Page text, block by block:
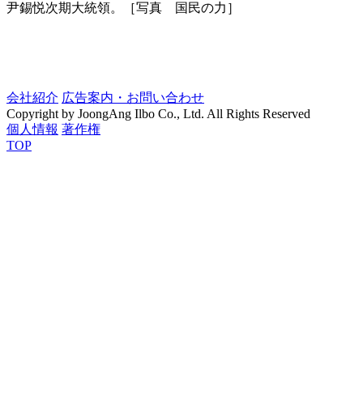
尹錫悦次期大統領。［写真 国民の力］
会社紹介 広告案内・お問い合わせ
Copyright by JoongAng Ilbo Co., Ltd. All Rights Reserved
個人情報 著作権
TOP